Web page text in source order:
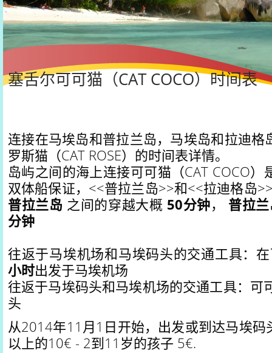
塞舌尔可可猫（CAT COCO）时间表
连接在马埃岛和普拉兰岛，马埃岛和拉迪
罗斯猫（CAT ROSE）的时间表详情。
岛屿之间的海上连接可可猫（CAT COCO
双体船保证，<<普拉兰岛>>和<<拉迪格岛
普拉兰岛 之间的穿越大概 50分钟， 普拉
分钟
往返于马埃机场和马埃码头的交通工具：在
小时出发于马埃机场
往返于马埃码头和马埃机场的交通工具：可
头
从2014年11月1日开始，出发或到达马埃
以上的10€ - 2到11岁的孩子 5€.